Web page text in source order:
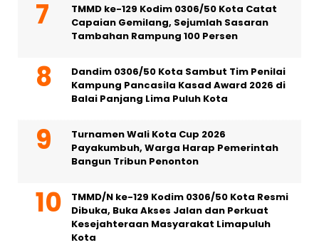
TMMD ke-129 Kodim 0306/50 Kota Catat
Capaian Gemilang, Sejumlah Sasaran
Tambahan Rampung 100 Persen
Dandim 0306/50 Kota Sambut Tim Penilai
Kampung Pancasila Kasad Award 2026 di
Balai Panjang Lima Puluh Kota
Turnamen Wali Kota Cup 2026
Payakumbuh, Warga Harap Pemerintah
Bangun Tribun Penonton
TMMD/N ke-129 Kodim 0306/50 Kota Resmi
Dibuka, Buka Akses Jalan dan Perkuat
Kesejahteraan Masyarakat Limapuluh
Kota